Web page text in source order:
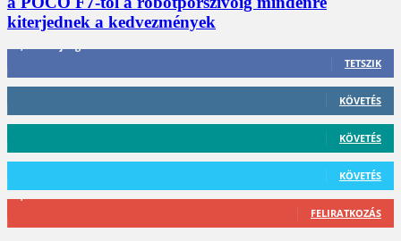
kiterjednek a kedvezmények
TETSZIK
KÖVETÉS
KÖVETÉS
KÖVETÉS
FELIRATKOZÁS